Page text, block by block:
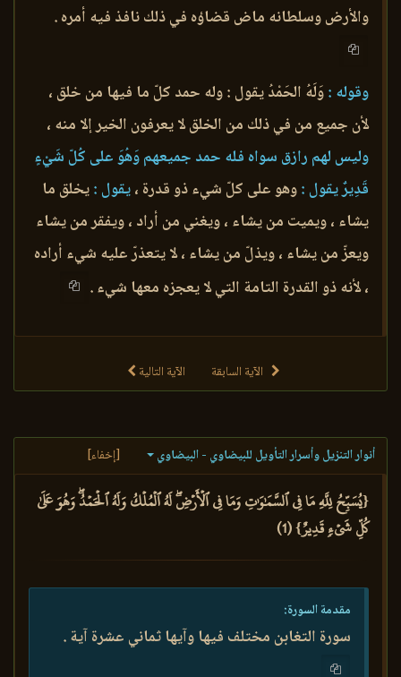
والأرض وسلطانه ماض قضاؤه في ذلك نافذ فيه أمره .
وقوله :وَلَهُ الحَمْدُ يقول : وله حمد كلّ ما فيها من خلق ،
لأن جميع من في ذلك من الخلق لا يعرفون الخير إلا منه ،
وليس لهم رازق سواه فله حمد جميعهم وَهُوَ على كُلّ شَيْءٍ
قَدِيرٌ يقول :وهو على كلّ شيء ذو قدرة ،يقول :يخلق ما
يشاء ، ويميت من يشاء ، ويغني من أراد ، ويفقر من يشاء
ويعزّ من يشاء ، ويذلّ من يشاء ، لا يتعذرّ عليه شيء أراده
، لأنه ذو القدرة التامة التي لا يعجزه معها شيء .
الآية السابقة الآية التالية
أنوار التنزيل وأسرار التأويل للبيضاوي - البيضاوي [إخفاء]
{يُسَبِّحُ لِلَّهِ مَا فِي ٱلسَّمَٰوَٰتِ وَمَا فِي ٱلۡأَرۡضِۖ لَهُ ٱلۡمُلۡكُ وَلَهُ ٱلۡحَمۡدُۖ وَهُوَ عَلَىٰ
كُلِّ شَيۡءٖ قَدِيرٌ} (1)
مقدمة السورة:
سورة التغابن مختلف فيها وآيها ثماني عشرة آية .